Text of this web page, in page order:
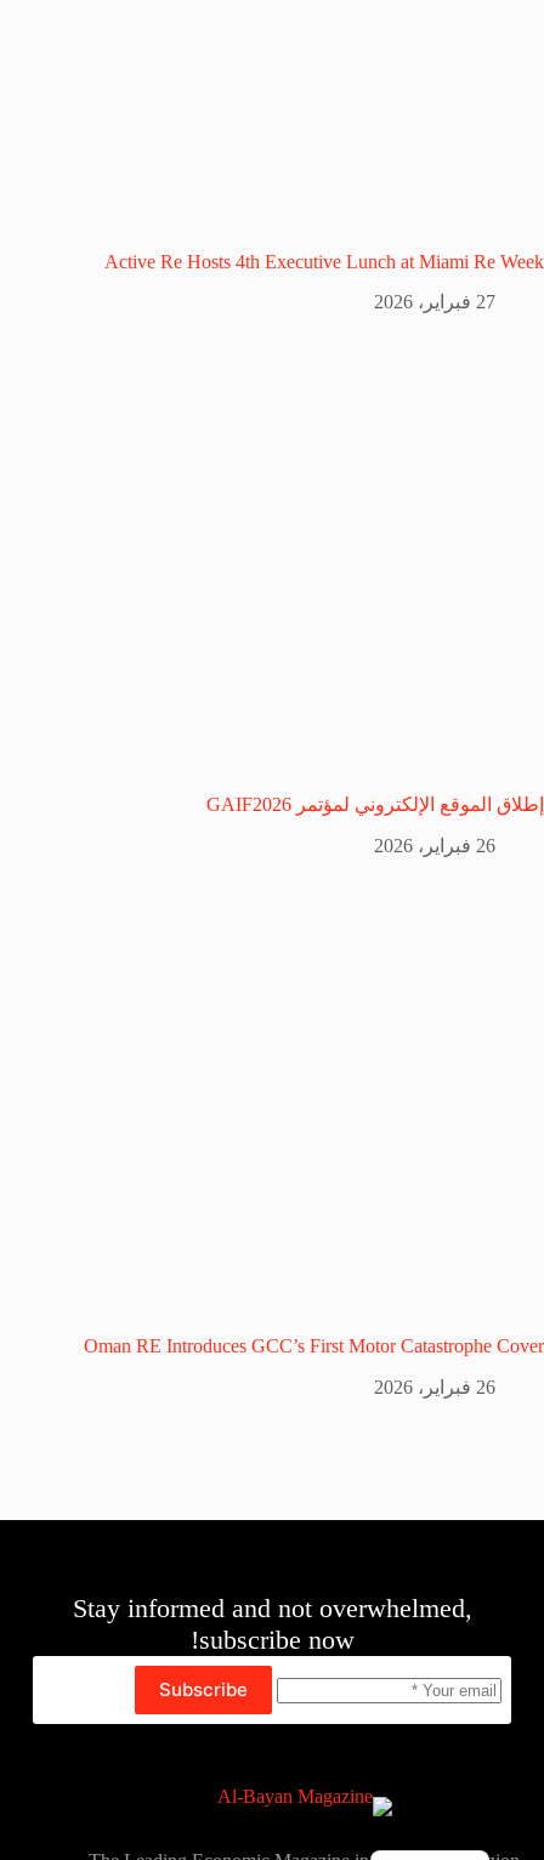
Active Re Hosts 4th Executive Lunch at Miami Re Week
27 فبراير، 2026
إطلاق الموقع الإلكتروني لمؤتمر GAIF2026
26 فبراير، 2026
Oman RE Introduces GCC’s First Motor Catastrophe Cover
26 فبراير، 2026
Stay informed and not overwhelmed,
subscribe now!
Subscribe